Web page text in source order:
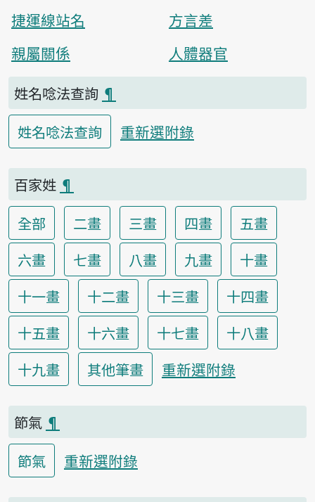
捷運線站名
方言差
親屬關係
人體器官
姓名唸法查詢 ¶
姓名唸法查詢
重新選附錄
百家姓 ¶
全部
二畫 三畫 四畫
五畫
六畫
七畫 八畫 九畫
十畫
十一畫
十二畫 十三畫
十四畫
十五畫
十六畫 十七畫
十八畫
十九畫
其他筆畫 重新選附錄
節氣 ¶
節氣
重新選附錄